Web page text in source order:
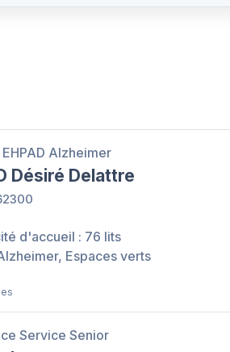
EHPAD Alzheimer
Désiré Delattre
d'accueil : 76 lits
Espaces verts
Service Senior